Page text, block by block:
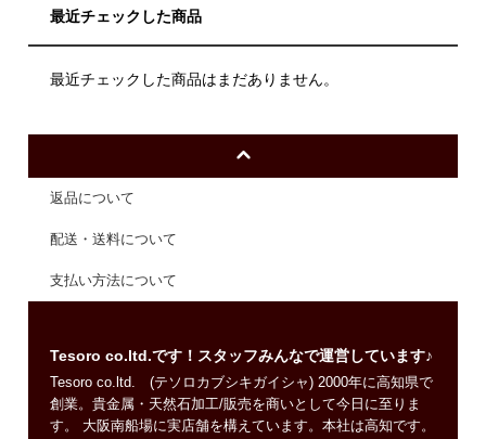
最近チェックした商品
最近チェックした商品はまだありません。
返品について
配送・送料について
支払い方法について
Tesoro co.ltd.です！スタッフみんなで運営しています♪
Tesoro co.ltd. (テソロカブシキガイシャ) 2000年に高知県で
創業。貴金属・天然石加工/販売を商いとして今日に至りま
す。 大阪南船場に実店舗を構えています。本社は高知です。